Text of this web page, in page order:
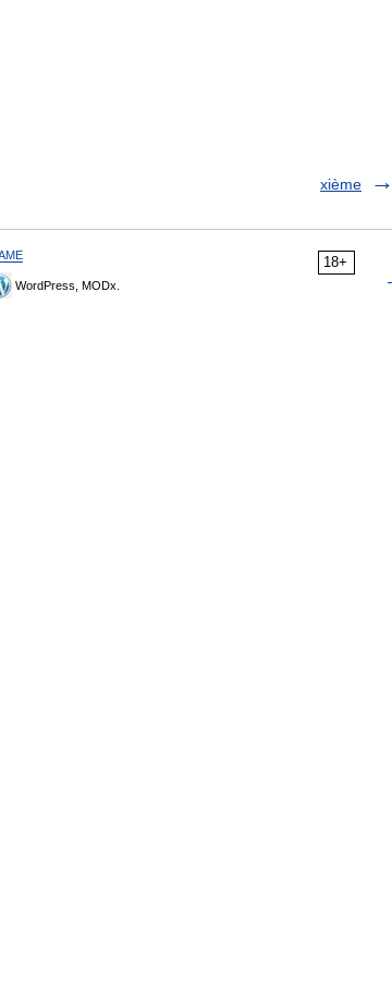
xième
18+
WordPress, MODx.